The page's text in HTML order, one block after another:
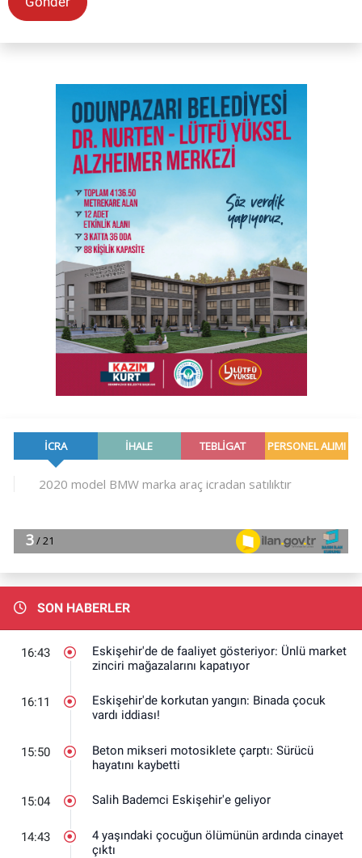
SON HABERLER
16:43
Eskişehir'de de faaliyet gösteriyor: Ünlü market
zinciri mağazalarını kapatıyor
16:11
Eskişehir'de korkutan yangın: Binada çocuk
vardı iddiası!
15:50
Beton mikseri motosiklete çarptı: Sürücü
hayatını kaybetti
15:04 Salih Bademci Eskişehir'e geliyor
14:43
4 yaşındaki çocuğun ölümünün ardında cinayet
çıktı